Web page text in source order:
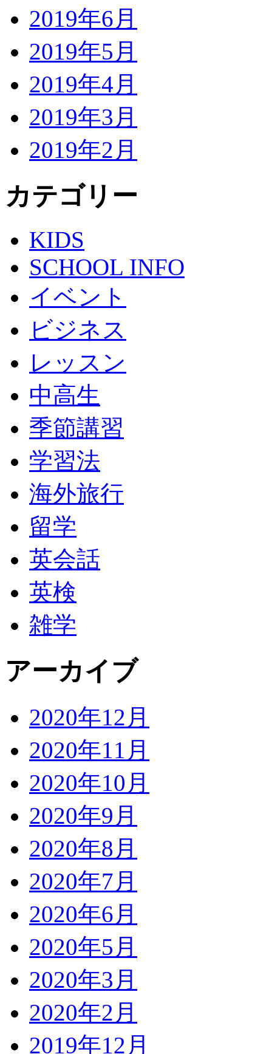
2019年6月
2019年5月
2019年4月
2019年3月
2019年2月
カテゴリー
KIDS
SCHOOL INFO
イベント
ビジネス
レッスン
中高生
季節講習
学習法
海外旅行
留学
英会話
英検
雑学
アーカイブ
2020年12月
2020年11月
2020年10月
2020年9月
2020年8月
2020年7月
2020年6月
2020年5月
2020年3月
2020年2月
2019年12月